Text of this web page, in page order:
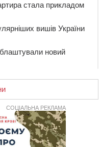
стала прикладом
вишів України
новий
клапан
сонячну
мільйона гривень
з полеглим на
СОЦІАЛЬНА РЕКЛАМА